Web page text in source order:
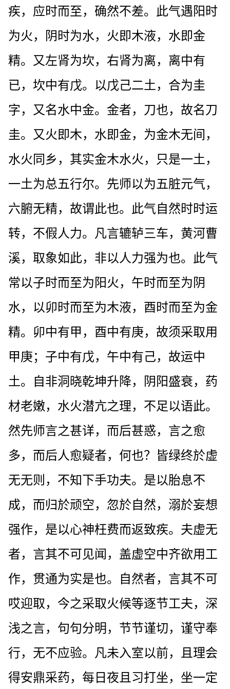
疾，应时而至，确然不差。此气遇阳时
为火，阴时为水，火即木液，水即金
精。又左肾为坎，右肾为离，离中有
已，坎中有戊。以戊己二土，合为圭
字，又名水中金。金者，刀也，故名刀
圭。又火即木，水即金，为金木无间，
水火同乡，其实金木水火，只是一土，
一土为总五行尔。先师以为五脏元气，
六腑无精，故谓此也。此气自然时时运
转，不假人力。凡言辘轳三车，黄河曹
溪，取象如此，非以人力强为也。此气
常以子时而至为阳火，午时而至为阴
水，以卯时而至为木液，酉时而至为金
精。卯中有甲，酉中有庚，故须采取用
甲庚；子中有戊，午中有己，故运中
土。自非洞晓乾坤升降，阴阳盛衰，药
材老嫩，水火潜亢之理，不足以语此。
然先师言之甚详，而后甚惑，言之愈
多，而后人愈疑者，何也？皆绿终於虚
无无则，不知下手功夫。是以胎息不
成，而归於顽空，忽於自然，溺於妄想
强作，是以心神枉费而返致疾。夫虚无
者，言其不可见闻，盖虚空中齐欲用工
作，贯通为实是也。自然者，言其不可
哎迎取，今之采取火候等逐节工夫，深
浅之言，句句分明，节节谨切，谨守奉
行，无不应验。凡未入室以前，且理会
得安鼎采药，每日夜且习打坐，坐一定